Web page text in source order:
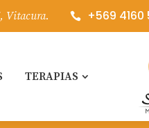
Vitacura.  +569 4160
TERAPIAS